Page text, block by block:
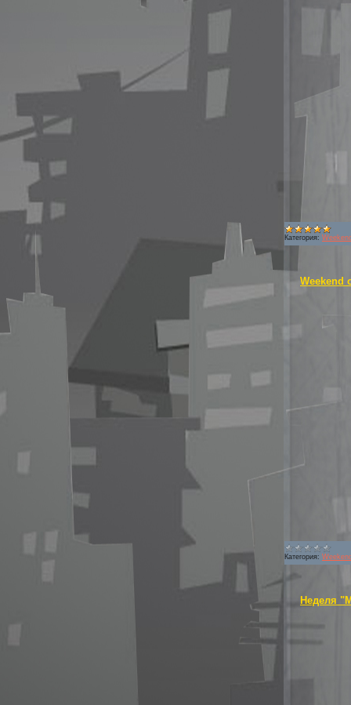
Категория:
Weekend
Категория:
Неделя